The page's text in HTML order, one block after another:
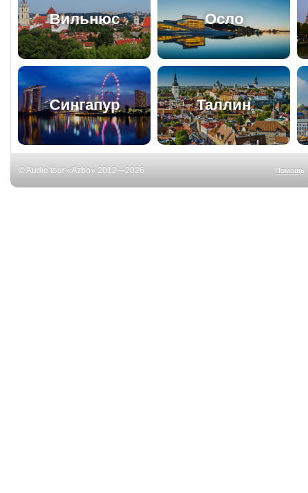
Вильнюс Осло
Сингапур Таллин
Помощь
© Audio tour «Azbo» 2012—2026